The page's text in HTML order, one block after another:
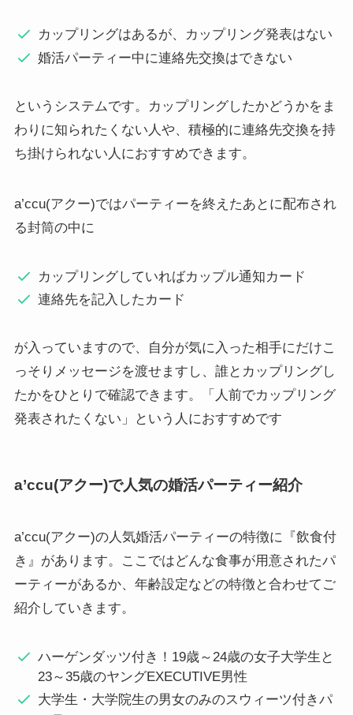
カップリングはあるが、カップリング発表はない
婚活パーティー中に連絡先交換はできない
というシステムです。カップリングしたかどうかをま
わりに知られたくない人や、積極的に連絡先交換を持
ち掛けられない人におすすめできます。
a’ccu(アクー)ではパーティーを終えたあとに配布され
る封筒の中に
カップリングしていればカップル通知カード
連絡先を記入したカード
が入っていますので、自分が気に入った相手にだけこ
っそりメッセージを渡せますし、誰とカップリングし
たかをひとりで確認できます。「人前でカップリング
発表されたくない」という人におすすめです
a’ccu(アクー)で人気の婚活パーティー紹介
a’ccu(アクー)の人気婚活パーティーの特徴に『飲食付
き』があります。ここではどんな食事が用意されたパ
ーティーがあるか、年齢設定などの特徴と合わせてご
紹介していきます。
ハーゲンダッツ付き！19歳～24歳の女子大学生と
23～35歳のヤングEXECUTIVE男性
大学生・大学院生の男女のみのスウィーツ付きパ